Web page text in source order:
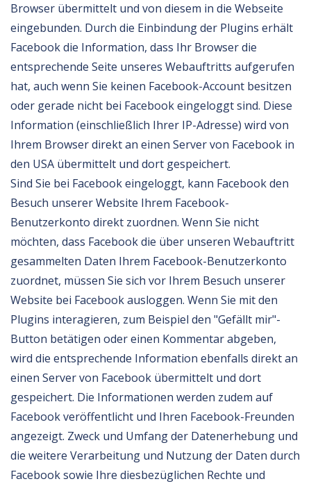
Browser übermittelt und von diesem in die Webseite
eingebunden. Durch die Einbindung der Plugins erhält
Facebook die Information, dass Ihr Browser die
entsprechende Seite unseres Webauftritts aufgerufen
hat, auch wenn Sie keinen Facebook-Account besitzen
oder gerade nicht bei Facebook eingeloggt sind. Diese
Information (einschließlich Ihrer IP-Adresse) wird von
Ihrem Browser direkt an einen Server von Facebook in
den USA übermittelt und dort gespeichert.
Sind Sie bei Facebook eingeloggt, kann Facebook den
Besuch unserer Website Ihrem Facebook-
Benutzerkonto direkt zuordnen. Wenn Sie nicht
möchten, dass Facebook die über unseren Webauftritt
gesammelten Daten Ihrem Facebook-Benutzerkonto
zuordnet, müssen Sie sich vor Ihrem Besuch unserer
Website bei Facebook ausloggen. Wenn Sie mit den
Plugins interagieren, zum Beispiel den "Gefällt mir"-
Button betätigen oder einen Kommentar abgeben,
wird die entsprechende Information ebenfalls direkt an
einen Server von Facebook übermittelt und dort
gespeichert. Die Informationen werden zudem auf
Facebook veröffentlicht und Ihren Facebook-Freunden
angezeigt. Zweck und Umfang der Datenerhebung und
die weitere Verarbeitung und Nutzung der Daten durch
Facebook sowie Ihre diesbezüglichen Rechte und